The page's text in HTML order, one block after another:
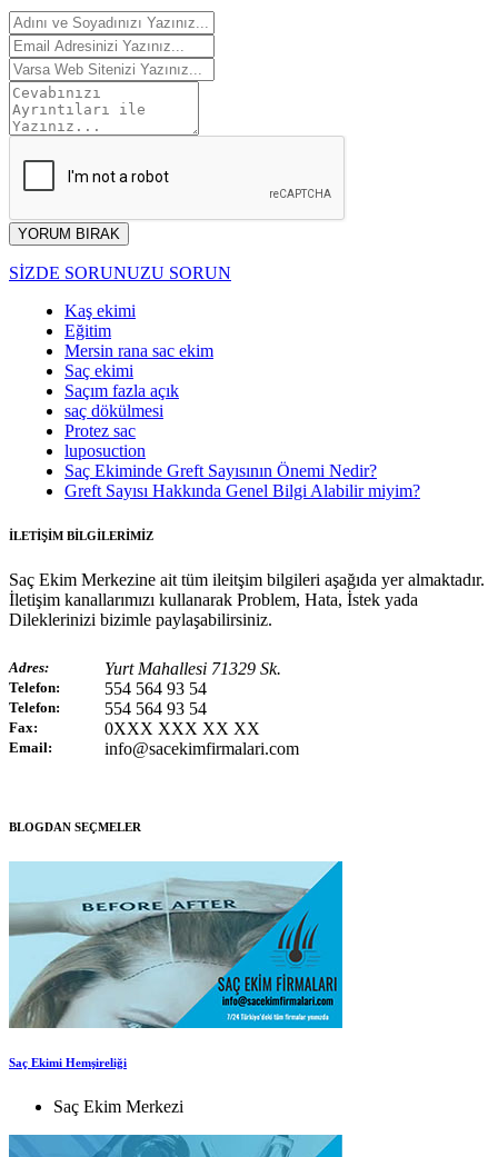
YORUM BIRAK
SİZDE SORUNUZU SORUN
Kaş ekimi
Eğitim
Mersin rana sac ekim
Saç ekimi
Saçım fazla açık
saç dökülmesi
Protez sac
luposuction
Saç Ekiminde Greft Sayısının Önemi Nedir?
Greft Sayısı Hakkında Genel Bilgi Alabilir miyim?
İLETİŞİM BİLGİLERİMİZ
Saç Ekim Merkezine ait tüm ileitşim bilgileri aşağıda yer almaktadır.
İletişim kanallarımızı kullanarak Problem, Hata, İstek yada
Dileklerinizi bizimle paylaşabilirsiniz.
Adres: Yurt Mahallesi 71329 Sk.
Telefon: 554 564 93 54
Telefon: 554 564 93 54
Fax: 0XXX XXX XX XX
Email: info@sacekimfirmalari.com
BLOGDAN SEÇMELER
Saç Ekimi Hemşireliği
Saç Ekim Merkezi